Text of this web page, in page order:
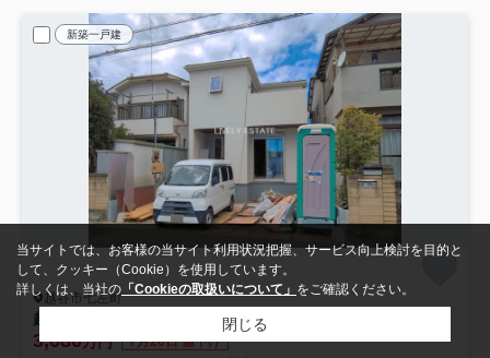
新築一戸建
越谷市七左町
越谷市七左町6丁目 新築分譲住宅
3,680万円 7月20日 値下げ
当サイトでは、お客様の当サイト利用状況把握、サービス向上検討を目的と
して、クッキー（Cookie）を使用しています。
詳しくは、当社の 「Cookieの取扱いについて」 をご確認ください。
閉じる